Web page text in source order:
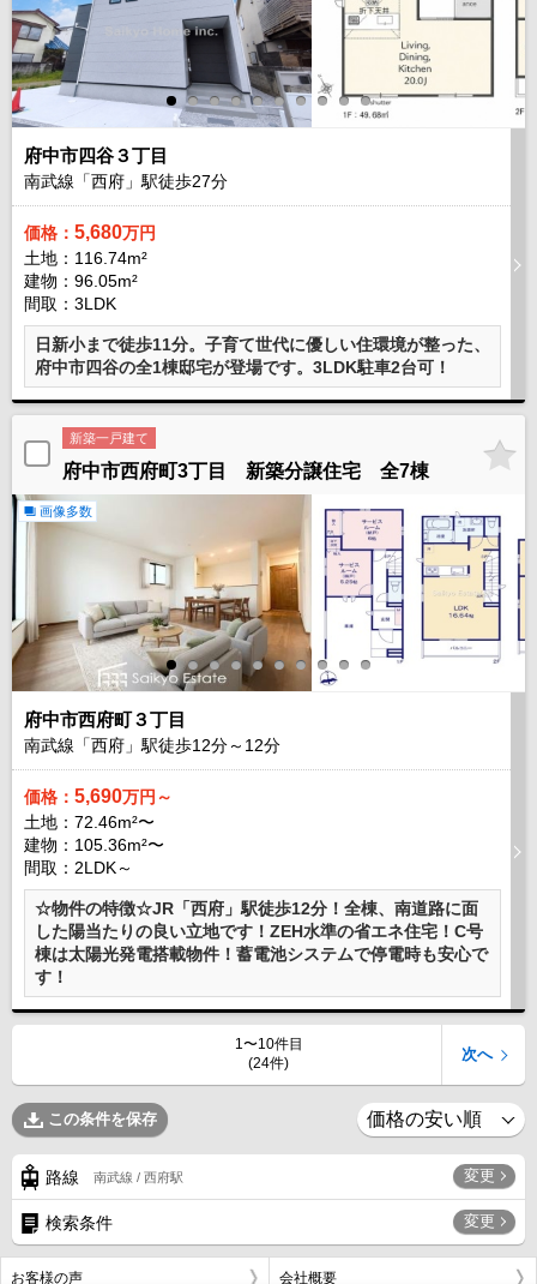
府中市四谷３丁目
南武線「西府」駅徒歩27分
価格： 5,680万円
土地：116.74m²
建物：96.05m²
間取：3LDK
日新小まで徒歩11分。子育て世代に優しい住環境が整った、
府中市四谷の全1棟邸宅が登場です。3LDK駐車2台可！
新築一戸建て
府中市西府町3丁目 新築分譲住宅 全7棟
画像多数
府中市西府町３丁目
南武線「西府」駅徒歩12分～ 12分
価格： 5,690万円～
土地：72.46m²〜
建物：105.36m²〜
間取：2LDK～
☆物件の特徴☆JR「西府」駅徒歩12分！全棟、南道路に面
した陽当たりの良い立地です！ZEH水準の省エネ住宅！C号
棟は太陽光発電搭載物件！蓄電池システムで停電時も安心で
す！
1〜10件目
(24件)
次へ
この条件を保存
路線 南武線 / 西府駅 変更
検索条件 変更
お客様の声 会社概要